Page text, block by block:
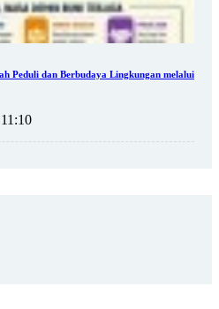
Peduli dan Berbudaya Lingkungan melalui